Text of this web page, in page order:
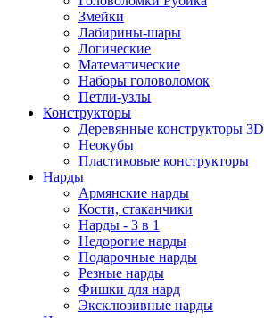
Змейки
Лабирины-шары
Логические
Математические
Наборы головоломок
Петли-узлы
Конструкторы
Деревянные конструкторы 3D
Неокубы
Пластиковые конструкторы
Нарды
Армянские нарды
Кости, стаканчики
Нарды - 3 в 1
Недорогие нарды
Подарочные нарды
Резные нарды
Фишки для нард
Эксклюзивные нарды